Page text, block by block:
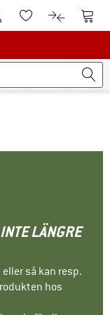
kundkontotTill minneslistan.
Till Till
LÄNGRE
så kan resp.
hos